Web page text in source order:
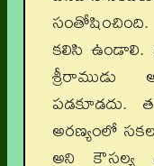
కలిసి ఉండాలి.
శ్రీరాముడు
పడకూడదు.
అరణ్యంలో
అని కౌసల్య